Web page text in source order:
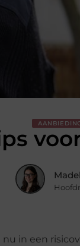
in een